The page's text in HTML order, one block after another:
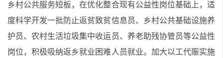
乡村公共服务短板，在优化整合现有公益性岗位基础上，适
度科学开发一批防止返贫致贫信息员、乡村公共基础设施养
护员、农村生活垃圾集中收运员、养老助残协管员等公益性
岗位，积极吸纳返乡就业困难人员就业。加大以工代赈实施